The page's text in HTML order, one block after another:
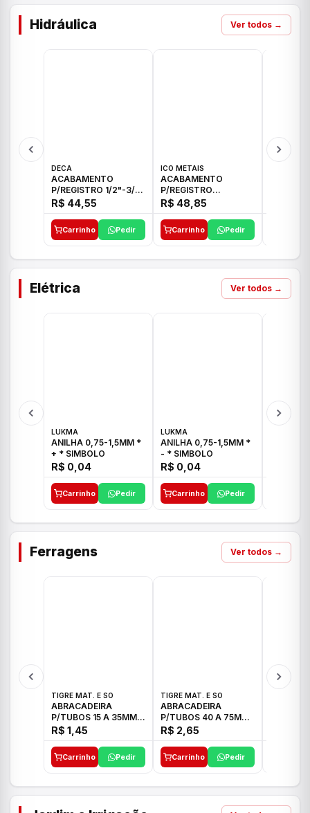
Hidráulica Ver todos →
DECA
ACABAMENTO
P/REGISTRO 1/2"-3/4"
E 1"C21.PQ DECA
R$ 44,55
Carrinho Pedir
ICO METAIS
ACABAMENTO
P/REGISTRO
1/2"-3/4"-1" ACB M
CS 33 ICO
R$ 48,85
Carrinho Pedir
Elétrica Ver todos →
LUKMA
ANILHA 0,75-1,5MM *
+ * SIMBOLO
R$ 0,04
Carrinho Pedir
LUKMA
ANILHA 0,75-1,5MM *
- * SIMBOLO
R$ 0,04
Carrinho Pedir
Ferragens Ver todos →
TIGRE MAT. E SO
ABRACADEIRA
P/TUBOS 15 A 35MM
TIGRE
R$ 1,45
Carrinho Pedir
TIGRE MAT. E SO
ABRACADEIRA
P/TUBOS 40 A 75MM
TIGRE
R$ 2,65
Carrinho Pedir